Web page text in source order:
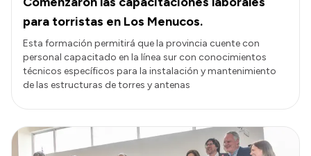
para torristas en Los Menucos.
Esta formación permitirá que la provincia cuente con
personal capacitado en la línea sur con conocimientos
técnicos específicos para la instalación y mantenimiento
de las estructuras de torres y antenas